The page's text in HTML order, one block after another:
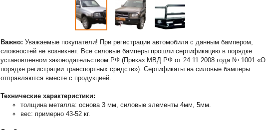
Важно: Уважаемые покупатели! При регистрации автомобиля с данным бампером,
сложностей не возникнет. Все силовые бамперы прошли сертификацию в порядке
установленном законодательством РФ (Приказ МВД РФ от 24.11.2008 года № 1001 «О
порядке регистрации транспортных средств»). Сертификаты на силовые бамперы
отправляются вместе с продукцией.
Технические характеристики:
толщина металла: основа 3 мм, силовые элементы 4мм, 5мм.
вес: примерно 43-52 кг.